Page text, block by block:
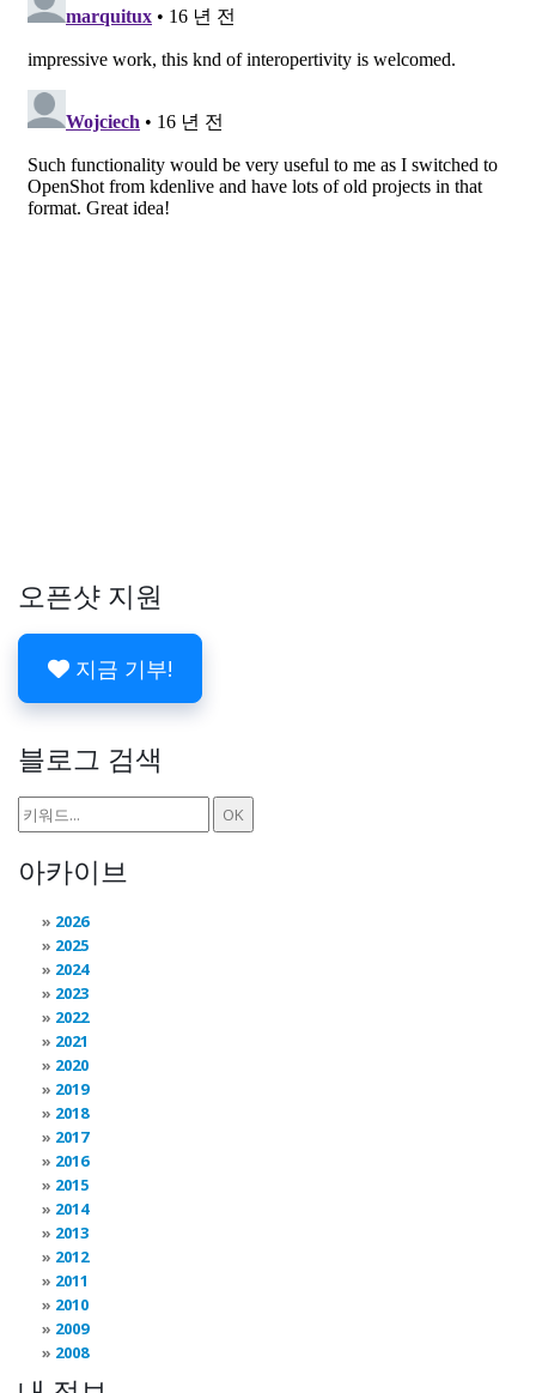
오픈샷 지원
지금 기부!
블로그 검색
아카이브
2026
2025
2024
2023
2022
2021
2020
2019
2018
2017
2016
2015
2014
2013
2012
2011
2010
2009
2008